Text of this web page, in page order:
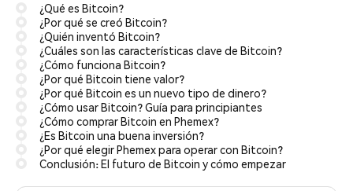
¿Qué es Bitcoin?
¿Por qué se creó Bitcoin?
¿Quién inventó Bitcoin?
¿Cuáles son las características clave de Bitcoin?
¿Cómo funciona Bitcoin?
¿Por qué Bitcoin tiene valor?
¿Por qué Bitcoin es un nuevo tipo de dinero?
¿Cómo usar Bitcoin? Guía para principiantes
¿Cómo comprar Bitcoin en Phemex?
¿Es Bitcoin una buena inversión?
¿Por qué elegir Phemex para operar con Bitcoin?
Conclusión: El futuro de Bitcoin y cómo empezar